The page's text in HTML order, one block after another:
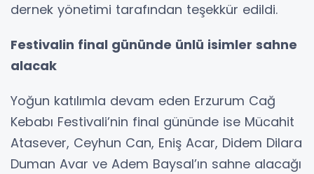
dernek yönetimi tarafından teşekkür edildi.
Festivalin final gününde ünlü isimler sahne
alacak
Yoğun katılımla devam eden Erzurum Cağ
Kebabı Festivali’nin final gününde ise Mücahit
Atasever, Ceyhun Can, Eniş Acar, Didem Dilara
Duman Avar ve Adem Baysal’ın sahne alacağı